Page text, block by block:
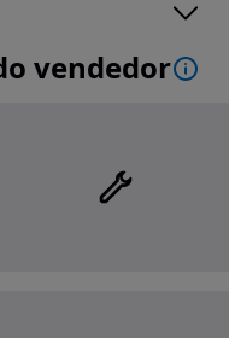
vendedor